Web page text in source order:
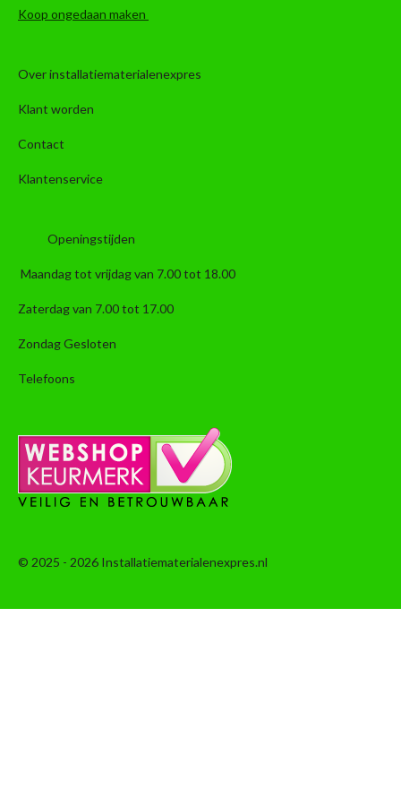
Koop ongedaan maken
Over installatiematerialenexpres
Klant worden
Contact
Klantenservice
Openingstijden
Maandag tot vrijdag van 7.00 tot 18.00
Zaterdag van 7.00 tot 17.00
Zondag Gesloten
Telefoons
© 2025 - 2026 Installatiematerialenexpres.nl